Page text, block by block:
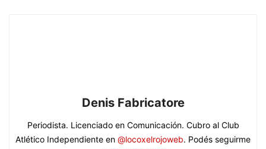
Denis Fabricatore
Periodista. Licenciado en Comunicación. Cubro al Club
Atlético Independiente en @locoxelrojoweb. Podés seguirme